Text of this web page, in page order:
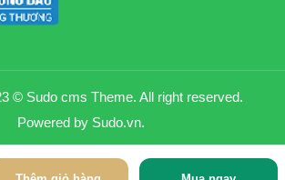
© Sudo cms Theme. All right reserved.
Powered by Sudo.vn.